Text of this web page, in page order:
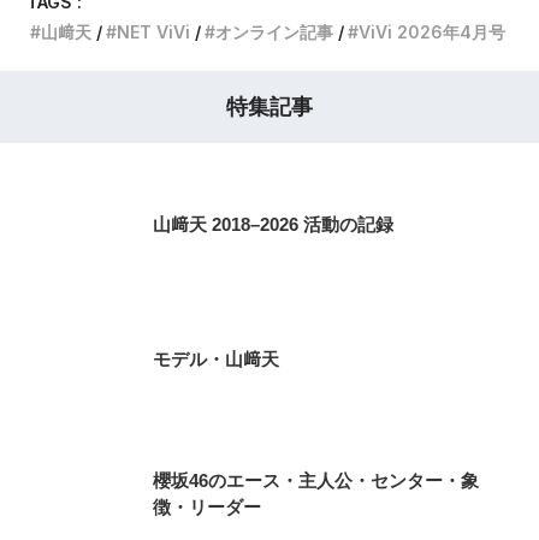
山﨑天
NET ViVi オンライン記事 ViVi 2026年4月号
特集記事
山﨑天 2018–2026 活動の記録
モデル・山﨑天
櫻坂46のエース・主人公・センター・象
徴・リーダー